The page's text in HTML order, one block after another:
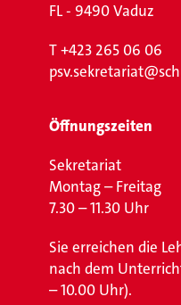
FL - 9490 Vaduz
T+423 265 06 06
Öffnungszeiten
Sekretariat
Montag – Freitag
7.30 – 11.30 Uhr
Sie erreichen die
nach dem
– 10.00 Uhr).